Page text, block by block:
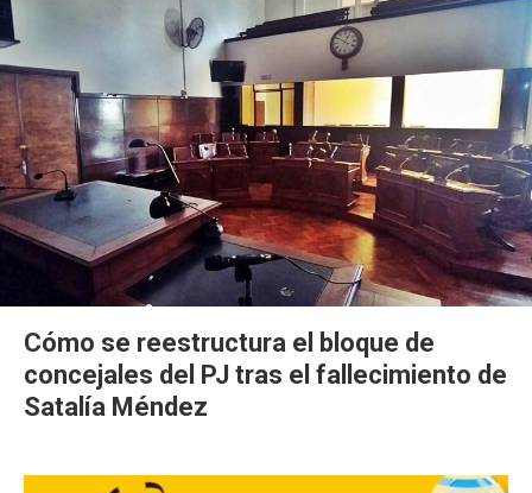
Cómo se reestructura el bloque de
concejales del PJ tras el fallecimiento de
Satalía Méndez